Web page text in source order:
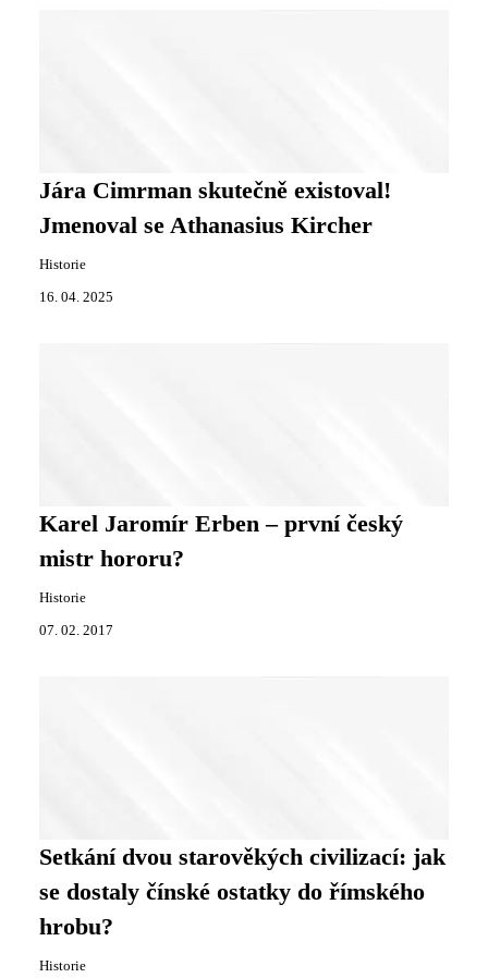
Jára Cimrman skutečně existoval!
Jmenoval se Athanasius Kircher
Historie
16. 04. 2025
Karel Jaromír Erben – první český
mistr hororu?
Historie
07. 02. 2017
Setkání dvou starověkých civilizací: jak
se dostaly čínské ostatky do římského
hrobu?
Historie